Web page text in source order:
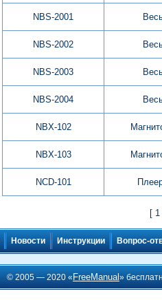
NBS-2001
NBS-2002
NBS-2003
NBS-2004
NBX-102
NBX-103
NCD-101
[
Новости Инструкции Вопрос-
© 2005 — 2020 « FreeManual»